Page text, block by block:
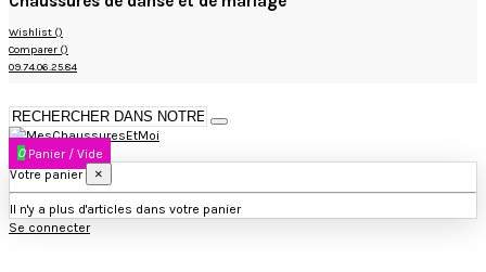
Wishlist ()
Comparer ()
09.74.06.25.84
0 Panier / Vide
Votre panier
×
Il n'y a plus d'articles dans votre panier
Se connecter